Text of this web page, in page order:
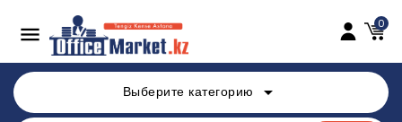
 0
Выберите категорию arrow_drop_down